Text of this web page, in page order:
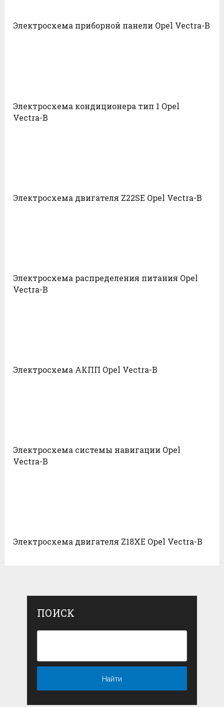
Электросхема приборной панели Opel Vectra-B
Электросхема кондиционера тип 1 Opel
Vectra-B
Электросхема двигателя Z22SE Opel Vectra-B
Электросхема распределения питания Opel
Vectra-B
Электросхема АКПП Opel Vectra-B
Электросхема системы навигации Opel
Vectra-B
Электросхема двигателя Z18XE Opel Vectra-B
ПОИСК